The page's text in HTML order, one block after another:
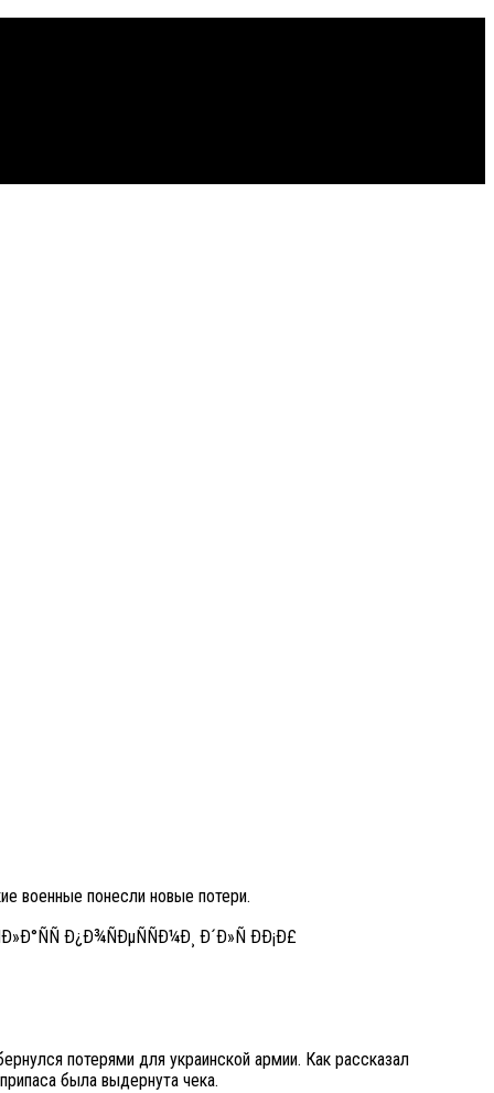
военные понесли новые потери.
потерями для украинской армии. Как рассказал
была выдернута чека.